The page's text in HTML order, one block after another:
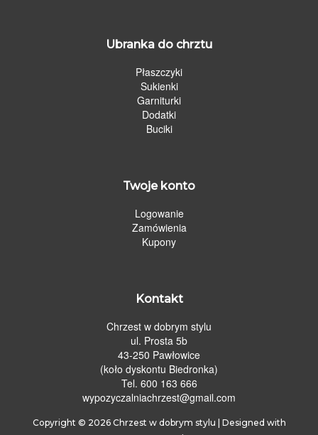
Ubranka do chrztu
Płaszczyki
Sukienki
Garniturki
Dodatki
Buciki
Twoje konto
Logowanie
Zamówienia
Kupony
Kontakt
Chrzest w dobrym stylu
ul. Prosta 5b
43-250 Pawłowice
(koło dyskontu Biedronka)
Tel. 600 163 666
wypozyczalniachrzest@gmail.com
Copyright © 2026 Chrzest w dobrym stylu | Designed with